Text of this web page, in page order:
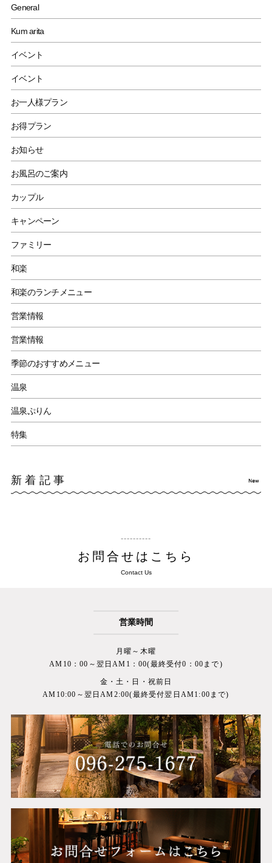
General
Kum arita
イベント
イベント
お一人様プラン
お得プラン
お知らせ
お風呂のご案内
カップル
キャンペーン
ファミリー
和楽
和楽のランチメニュー
営業情報
営業情報
季節のおすすめメニュー
温泉
温泉ぷりん
特集
新着記事
お問合せはこちら
Contact Us
営業時間
月曜～木曜
AM10：00～翌日AM1：00(最終受付0：00まで)
金・土・日・祝前日
AM10:00～翌日AM2:00(最終受付翌日AM1:00まで)